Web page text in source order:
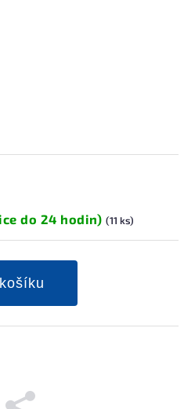
do 24 hodin) (11 ks)